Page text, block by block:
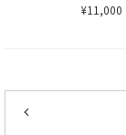
¥11,000